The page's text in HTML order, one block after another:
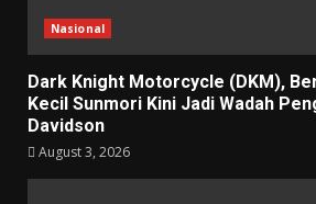
Nasional
Dark Knight Motorcycle (DKM),
Kecil Sunmori Kini Jadi Wadah
Davidson
August 3, 2026